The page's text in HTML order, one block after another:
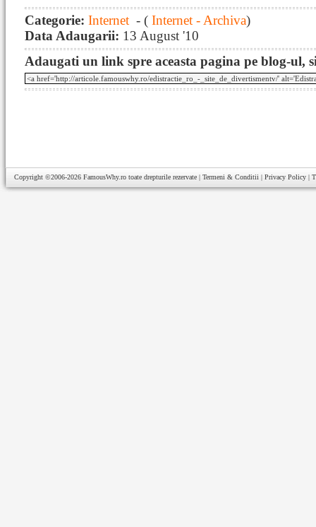
Categorie: Internet - ( Internet - Archiva)
Data Adaugarii: 13 August '10
Adaugati un link spre aceasta pagina pe blog-ul,
Copyright ©2006-2026 FamousWhy.ro toate drepturile rezervate | Termeni & Conditii | Privacy Policy |